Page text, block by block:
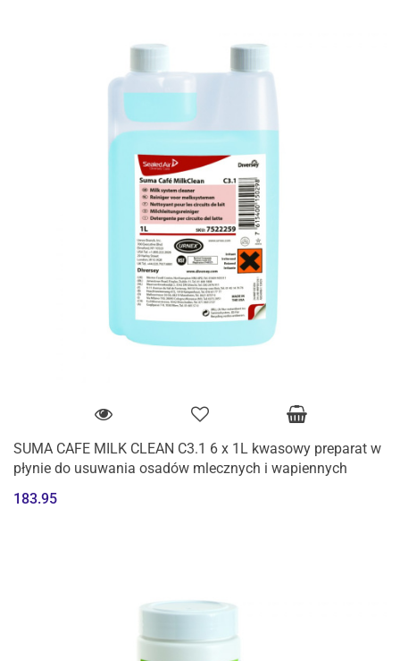
SUMA CAFE MILK CLEAN C3.1 6 x 1L kwasowy preparat w
płynie do usuwania osadów mlecznych i wapiennych
183.95